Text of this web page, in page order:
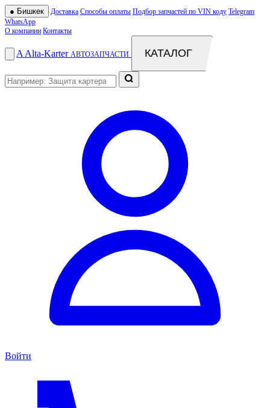
● Бишкек Доставка Способы оплаты Подбор запчастей по VIN коду Telegram
WhatsApp
О компании Контакты
A Alta-Karter АВТОЗАПЧАСТИ КАТАЛОГ
Войти